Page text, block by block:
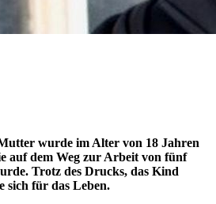
wurde im Alter von 18 Jahren
auf dem Weg zur Arbeit von fünf
Trotz des Drucks, das Kind
sich für das Leben.